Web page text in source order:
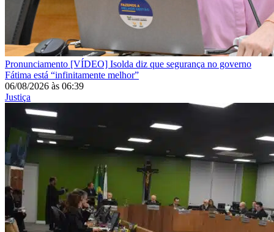
Pronunciamento [VÍDEO] Isolda diz que segurança no governo
Fátima está “infinitamente melhor”
06/08/2026 às 06:39
Justiça